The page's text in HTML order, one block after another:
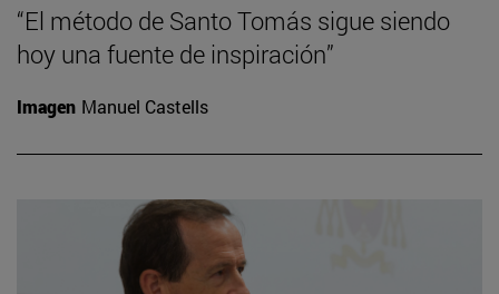
“El método de Santo Tomás sigue siendo
hoy una fuente de inspiración”
Imagen Manuel Castells